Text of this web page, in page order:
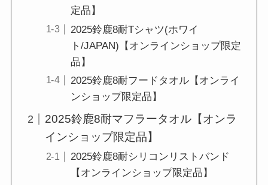
定品】
2025鈴鹿8耐Tシャツ(ホワイ
ト/JAPAN)【オンラインショップ限定
品】
2025鈴鹿8耐フードタオル【オンライ
ンショップ限定品】
2025鈴鹿8耐マフラータオル【オンラ
インショップ限定品】
2025鈴鹿8耐シリコンリストバンド
【オンラインショップ限定品】